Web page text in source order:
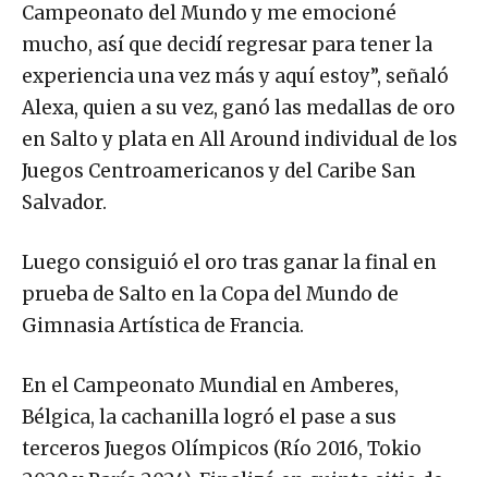
Campeonato del Mundo y me emocioné
mucho, así que decidí regresar para tener la
experiencia una vez más y aquí estoy”, señaló
Alexa, quien a su vez, ganó las medallas de oro
en Salto y plata en All Around individual de los
Juegos Centroamericanos y del Caribe San
Salvador.
Luego consiguió el oro tras ganar la final en
prueba de Salto en la Copa del Mundo de
Gimnasia Artística de Francia.
En el Campeonato Mundial en Amberes,
Bélgica, la cachanilla logró el pase a sus
terceros Juegos Olímpicos (Río 2016, Tokio